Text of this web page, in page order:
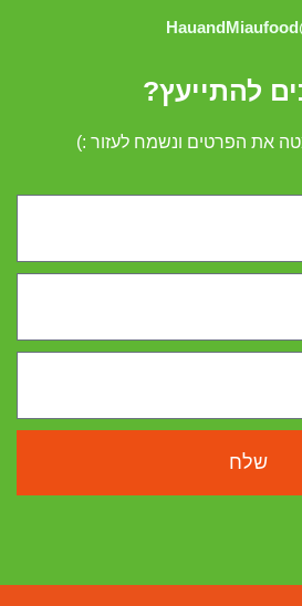
להתייעץ?
את הפרטים ונשמח לעזור :)
שלח